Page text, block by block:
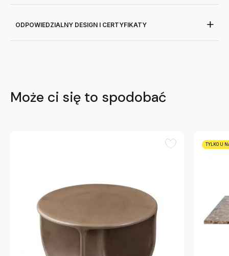
ODPOWIEDZIALNY DESIGN I CERTYFIKATY
Może ci się to spodobać
TYLKO U